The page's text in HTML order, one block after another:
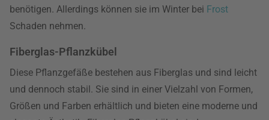
benötigen. Allerdings können sie im Winter bei Frost
Schaden nehmen.
Fiberglas-Pflanzkübel
Diese Pflanzgefäße bestehen aus Fiberglas und sind leicht
und dennoch stabil. Sie sind in einer Vielzahl von Formen,
Größen und Farben erhältlich und bieten eine moderne und